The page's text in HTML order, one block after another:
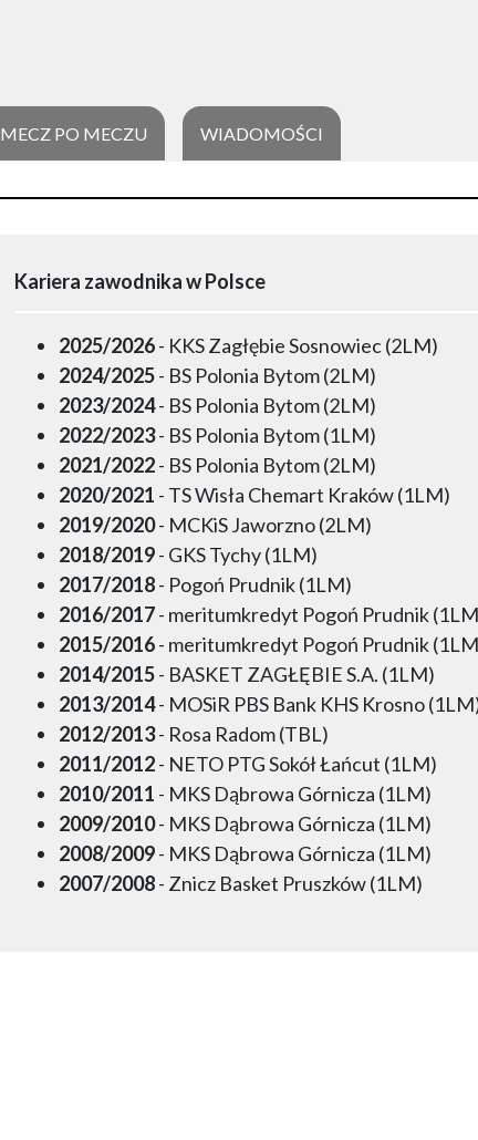
MECZ PO MECZU WIADOMOŚCI
Kariera zawodnika w Polsce
2025/2026- KKS Zagłębie Sosnowiec (2LM)
2024/2025- BS Polonia Bytom (2LM)
2023/2024- BS Polonia Bytom (2LM)
2022/2023- BS Polonia Bytom (1LM)
2021/2022- BS Polonia Bytom (2LM)
2020/2021 - TS Wisła Chemart Kraków (1LM)
2019/2020- MCKiS Jaworzno (2LM)
2018/2019- GKS Tychy (1LM)
2017/2018- Pogoń Prudnik (1LM)
2016/2017- meritumkredyt Pogoń Prudnik
2015/2016- meritumkredyt Pogoń Prudnik
2014/2015- BASKET ZAGŁĘBIE S.A. (1LM)
2013/2014- MOSiR PBS Bank KHS Krosno
2012/2013- Rosa Radom (TBL)
2011/2012- NETO PTG Sokół Łańcut (1LM)
2010/2011 - MKS Dąbrowa Górnicza (1LM)
2009/2010- MKS Dąbrowa Górnicza (1LM)
2008/2009- MKS Dąbrowa Górnicza (1LM)
2007/2008- Znicz Basket Pruszków (1LM)